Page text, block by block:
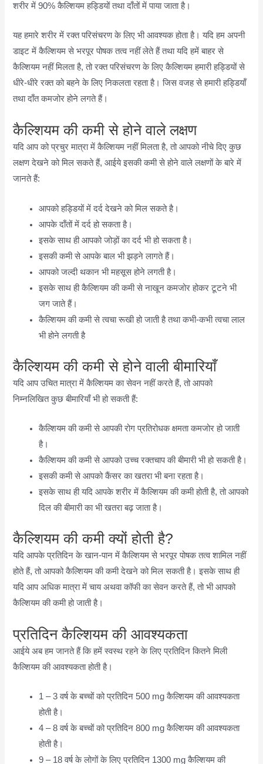
शरीर में 90% कैल्शियम हड्डियों तथा दाँतों में पाया जाता है।
यह हमारे शरीर में रक्त परिसंचरण के लिए भी आवश्यक होता है। यदि हम अपनी
डाइट में कैल्शियम से भरपूर पोषक तत्व नहीं लेते हैं तथा यदि हमें बाहर से
कैल्शियम नहीं मिलता है, तो रक्त परिसंचरण के लिए कैल्शियम हमारी हड्डियों से
धीरे-धीरे रक्त को बहने के लिए निकलता रहता है। जिस वजह से हमारी हड्डियॉं
तथा दाँत कमजोर होने लगते हैं।
कैल्शियम की कमी से होने वाले लक्षण
यदि आप को प्रचुर मात्रा में कैल्शियम नहीं मिलता है, तो आपको नीचे दिए कुछ
लक्षण देखने को मिल सकते हैं, आईये इसकी कमी से होने वाले लक्षणों के बारे में
जानते हैं:
आपको हड्डियों में दर्द देखने को मिल सकते है।
आपके दाँतों में दर्द हो सकता है।
इसके साथ ही आपको जोड़ों का दर्द भी हो सकता है।
इसकी कमी से आपके बाल भी झड़ने लागते हैं।
आपको जल्दी थकान भी महसूस होने लगती है।
इसके साथ ही कैल्शियम की कमी से नाखून कमजोर होकर टूटने भी
जग जाते हैं।
कैल्शियम की कमी से त्वचा रूखी हो जाती है तथा कभी-कभी त्वचा लाल
भी होने लगती है
कैल्शियम की कमी से होने वाली बीमारियाँ
यदि आप उचित मात्रा में कैल्शियम का सेवन नहीं करते हैं, तो आपको
निम्नलिखित कुछ बीमारियाँ भी हो सकती हैं:
कैल्शियम की कमी से आपकी रोग प्रतिरोधक क्षमता कमजोर हो जाती
है।
कैल्शियम की कमी से आपको उच्च रक्तचाप की बीमारी भी हो सकती है।
इसकी कमी से आपको कैंसर का खतरा भी बना रहता है।
इसके साथ ही यदि आपके शरीर में कैल्शियम की कमी होती है, तो आपको
दिल की बीमारी का भी खतरा बढ़ जाता है।
कैल्शियम की कमी क्यों होती है?
यदि आपके प्रतिदिन के खान-पान में कैल्शियम से भरपूर पोषक तत्व शामिल नहीं
होते हैं, तो आपको कैल्शियम की कमी देखने को मिल सकती है। इसके साथ ही
यदि आप अधिक मात्रा में चाय अथवा कॉफी का सेवन करते हैं, तो भी आपको
कैल्शियम की कमी हो जाती है।
प्रतिदिन कैल्शियम की आवश्यकता
आईये अब हम जानते हैं कि हमें स्वस्थ रहने के लिए प्रतिदिन कितने मिली
कैल्शियम की आवश्यकता होती है।
1 – 3 वर्ष के बच्चों को प्रतिदिन 500 mg कैल्शियम की आवश्यकता
होती है।
4 – 8 वर्ष के बच्चों को प्रतिदिन 800 mg कैल्शियम की आवश्यकता
होती है।
9 – 18 वर्ष के लोगों के लिए प्रतिदिन 1300 mg कैल्शियम की